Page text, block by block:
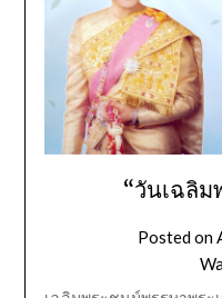
“วันเฉลิ
Posted on